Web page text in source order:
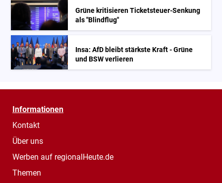
Grüne kritisieren Ticketsteuer-Senkung
als "Blindflug"
Insa: AfD bleibt stärkste Kraft - Grüne
und BSW verlieren
Informationen
Kontakt
Über uns
Werben auf regionalHeute.de
Themen